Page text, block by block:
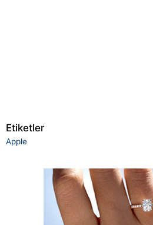
Etiketler
Apple